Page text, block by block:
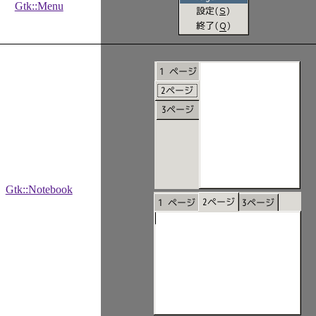
Gtk::Menu
Gtk::Notebook